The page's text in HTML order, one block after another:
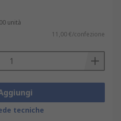
unità
11,00 €/confezione
tecniche